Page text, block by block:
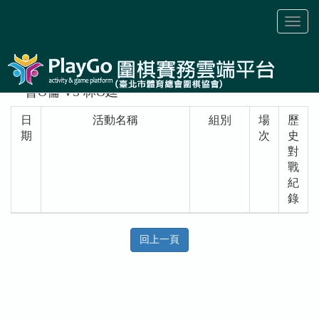
Toggle
曾O倫 VS 林O廷
日
期
活動名稱 組別
場
次
歷
史
對
戰
紀
錄
回上一頁